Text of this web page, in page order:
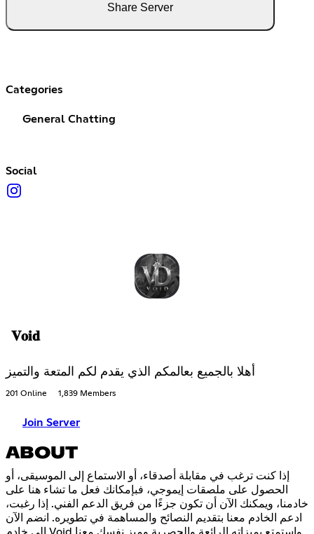
Share Server
Categories
General Chatting
Social
𝐕𝐨𝐢𝐝
أهلا بالجميع بعالمكم الذي يقدم لكم المتعة والتميز
201 Online 1,839 Members
Join Server
ABOUT
إذا كنت ترغب في مقابلة أصدقاء، أو الاستماع إلى الموسيقى، أو
الحصول على ملصقات إيموجي، فبإمكانك فعل ما تشاء هنا على
خادمنا، ويمكنك الآن أن تكون جزءًا من فريق الدعم الفني. إذا رغبت،
ادعم الخادم معنا بتقديم النصائح والمساهمة في تطويره. انضم الآن